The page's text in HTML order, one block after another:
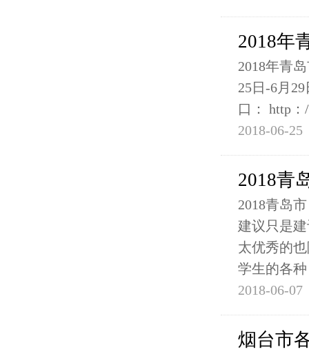
2018年
2018年青
25日-6月
口： http
2018-06-25
2018青
2018青岛
建议只是
太优秀的
学生的各种
2018-06-07
烟台市